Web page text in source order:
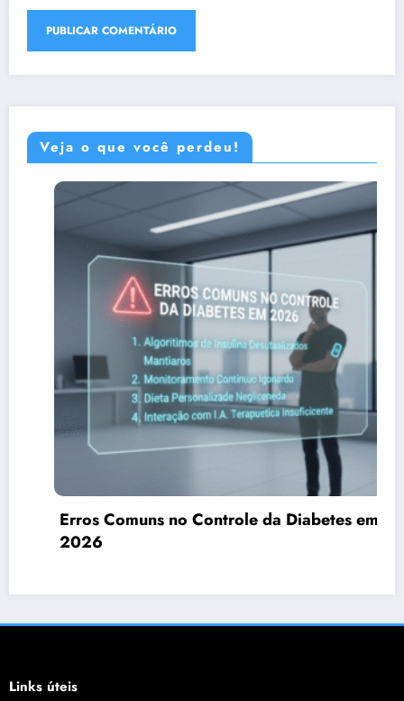
Veja o que você perdeu!
da Diabetes em
Chá de Canela:
Links úteis